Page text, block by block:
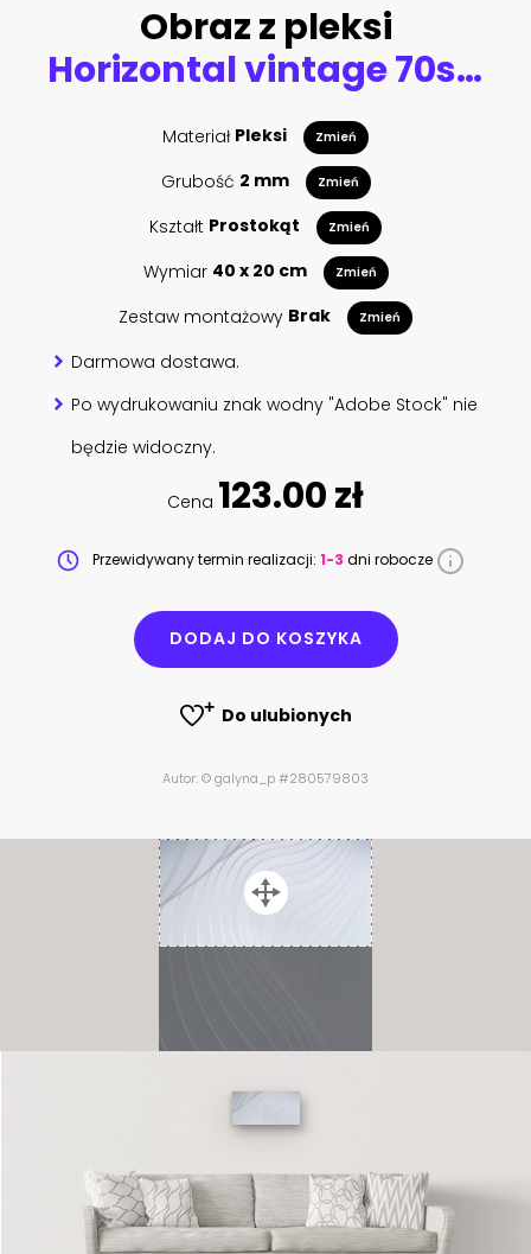
Obraz z pleksi
Horizontal vintage 70s geometric header template
Materiał Pleksi Zmień
Grubość 2 mm Zmień
Kształt Prostokąt Zmień
Wymiar 40 x 20 cm Zmień
Zestaw montażowy Brak Zmień
Darmowa dostawa.
Po wydrukowaniu znak wodny "Adobe Stock" nie
będzie widoczny.
Cena 123.00 zł
Przewidywany termin realizacji: 1-3 dni robocze
DODAJ DO KOSZYKA
Do ulubionych
Autor: © galyna_p #280579803